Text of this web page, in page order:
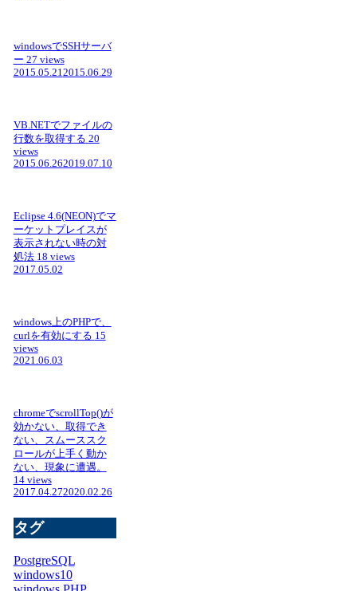
windowsでSSHサーバ
ー 27 views
2015.05.212015.06.29
VB.NETでファイルの
行数を取得する 20
views
2015.06.262019.07.10
Eclipse 4.6(NEON)でマ
ーケットプレイスが
表示されない時の対
処法 18 views
2017.05.02
windows上のPHPで、
curlを有効にする 15
views
2021.06.03
chromeでscrollTop()が
効かない、取得でき
ない、スムーススク
ロールが上手く動か
ない、現象に遭遇。
14 views
2017.04.272020.02.26
タグ
PostgreSQL
windows10